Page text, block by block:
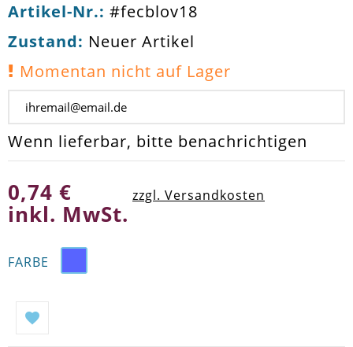
Artikel-Nr.: #fecblov18
Zustand: Neuer Artikel
Momentan nicht auf Lager
Wenn lieferbar, bitte benachrichtigen
0,74 €
inkl. MwSt.
zzgl. Versandkosten
FARBE